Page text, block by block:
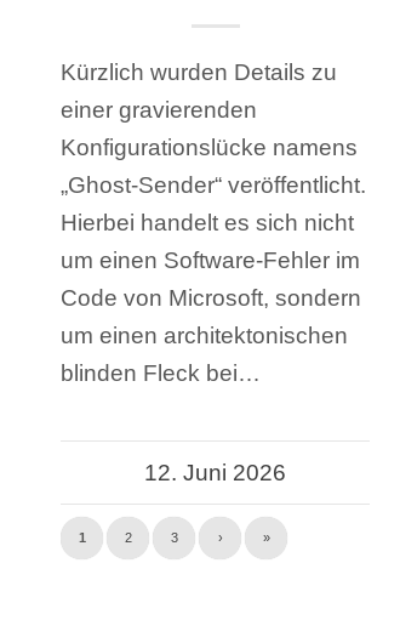
Kürzlich wurden Details zu
einer gravierenden
Konfigurationslücke namens
„Ghost-Sender“ veröffentlicht.
Hierbei handelt es sich nicht
um einen Software-Fehler im
Code von Microsoft, sondern
um einen architektonischen
blinden Fleck bei…
12. Juni 2026
1 2 3 › »